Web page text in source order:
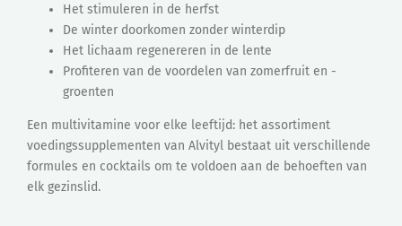
Het stimuleren in de herfst
De winter doorkomen zonder winterdip
Het lichaam regenereren in de lente
Profiteren van de voordelen van zomerfruit en -
groenten
Een multivitamine voor elke leeftijd: het assortiment
voedingssupplementen van Alvityl bestaat uit verschillende
formules en cocktails om te voldoen aan de behoeften van
elk gezinslid.